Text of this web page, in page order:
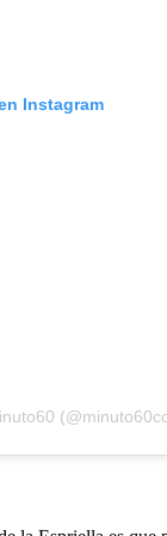
Instagram